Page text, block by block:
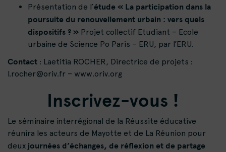
Présentation de l’étude « La participation dans la
poursuite du renouvellement urbain : vers quels
dispositifs ? » Projet collectif Etudiant – Ecole
urbaine de Science Po Paris – ERU, par l’ERU.
Contact : Laetitia ROCHER, Directrice de projets :
l.rocher@oriv.fr – www.oriv.org
Inscrivez-vous !
Le séminaire interrégional de la Réussite éducative
réunira les acteurs de Mayotte et de La Réunion pour
deux journées d’échanges, de réflexion et de partage